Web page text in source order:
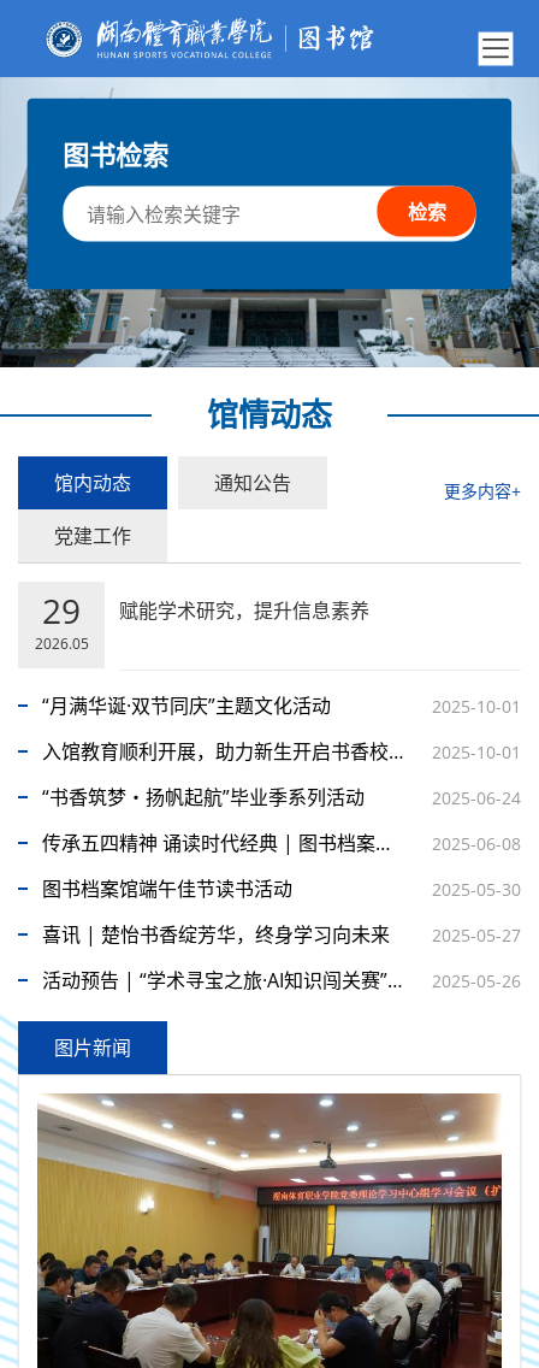
图书检索
馆情动态
更多内容+
馆内动态
通知公告
党建工作
29
2026.05
赋能学术研究，提升信息素养
“月满华诞·双节同庆”主题文化活动 2025-10-01
入馆教育顺利开展，助力新生开启书香校园生活 2025-10-01
“书香筑梦・扬帆起航”毕业季系列活动 2025-06-24
传承五四精神 诵读时代经典 | 图书档案馆联合院团委开展读书活动 2025-06-08
图书档案馆端午佳节读书活动 2025-05-30
喜讯 | 楚怡书香绽芳华，终身学习向未来 2025-05-27
活动预告 | “学术寻宝之旅·AI知识闯关赛”开始了 2025-05-26
图片新闻